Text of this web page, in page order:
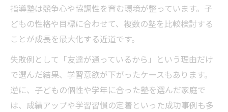
指導塾は競争心や協調性を育む環境が整っています。子
どもの性格や目標に合わせて、複数の塾を比較検討する
ことが成長を最大化する近道です。
失敗例として「友達が通っているから」という理由だけ
で選んだ結果、学習意欲が下がったケースもあります。
逆に、子どもの個性や学年に合った塾を選んだ家庭で
は、成績アップや学習習慣の定着といった成功事例も多